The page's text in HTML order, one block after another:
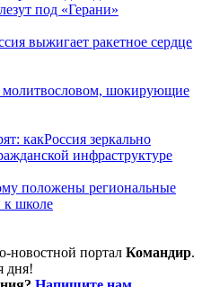
под «Герани»
выжигает ракетное сердце
молитвословом, шокирующие
какРоссия зеркально
инфраструктуре
положены региональные
к школе
новостной портал Командир.
дня!